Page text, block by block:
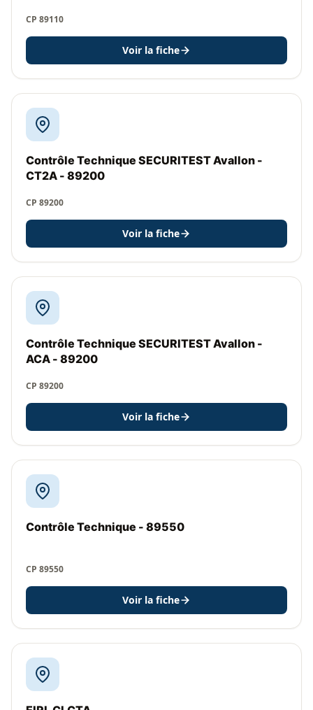
CP 89110
Voir la fiche
Contrôle Technique SECURITEST Avallon -
CT2A - 89200
CP 89200
Voir la fiche
Contrôle Technique SECURITEST Avallon -
ACA - 89200
CP 89200
Voir la fiche
Contrôle Technique - 89550
CP 89550
Voir la fiche